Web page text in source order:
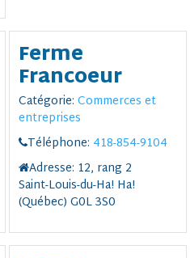
Ferme
Francoeur
Catégorie: Commerces et
entreprises
Téléphone: 418-854-9104
Adresse: 12, rang 2
Saint-Louis-du-Ha! Ha!
(Québec) G0L 3S0